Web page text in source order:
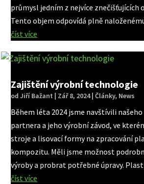
průmysl jedním z nejvíce znečišťujících
Tento objem odpovídá plně
číst více
Zajištění výrobní technologie
odJiří Bažant | Zář 8, 2024|Články, News
Během léta 2024 jsme navštívili
partnera a jeho výrobní závod, ve
stroje a lisovací formy na zpracování
kompozitu. Měli jsme možnost
výroby a probrat potřebné úpravy.
číst více